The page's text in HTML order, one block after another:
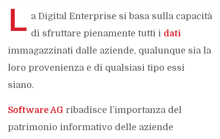
L a Digital Enterprise si basa sulla capacità
di sfruttare pienamente tutti i dati
immagazzinati dalle aziende, qualunque sia la
loro provenienza e di qualsiasi tipo essi
siano.
Software AG ribadisce l’importanza del
patrimonio informativo delle aziende